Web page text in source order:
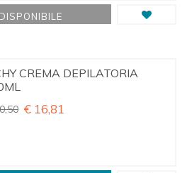
CREMA DEPILATORIA
€ 16,81